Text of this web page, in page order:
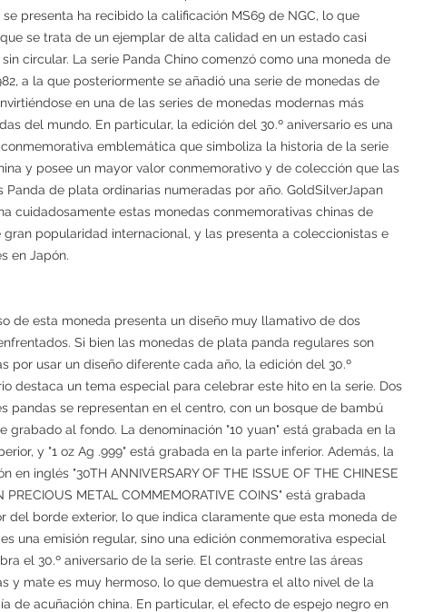
presenta ha recibido la calificación MS69 de NGC, lo que
se trata de un ejemplar de alta calidad en un estado casi
circular. La serie Panda Chino comenzó como una moneda de
a la que posteriormente se añadió una serie de monedas de
en una de las series de monedas modernas más
del mundo. En particular, la edición del 30.º aniversario es una
emblemática que simboliza la historia de la serie
y posee un mayor valor conmemorativo y de colección que las
Panda de plata ordinarias numeradas por año. GoldSilverJapan
cuidadosamente estas monedas conmemorativas chinas de
gran popularidad internacional, y las presenta a coleccionistas e
en Japón.
de esta moneda presenta un diseño muy llamativo de dos
Si bien las monedas de plata panda regulares son
por usar un diseño diferente cada año, la edición del 30.º
destaca un tema especial para celebrar este hito en la serie. Dos
pandas se representan en el centro, con un bosque de bambú
grabado al fondo. La denominación "10 yuan" está grabada en la
y "1 oz Ag .999" está grabada en la parte inferior. Además, la
en inglés "30TH ANNIVERSARY OF THE ISSUE OF THE CHINESE
PRECIOUS METAL COMMEMORATIVE COINS" está grabada
del borde exterior, lo que indica claramente que esta moneda de
una emisión regular, sino una edición conmemorativa especial
el 30.º aniversario de la serie. El contraste entre las áreas
y mate es muy hermoso, lo que demuestra el alto nivel de la
de acuñación china. En particular, el efecto de espejo negro en